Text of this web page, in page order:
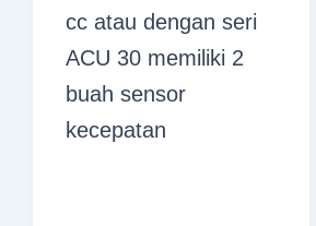
cc atau dengan seri
ACU 30 memiliki 2
buah sensor
kecepatan